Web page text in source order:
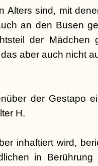
Alters sind, mit
an den Busen
der Mädchen
aber auch nicht
der Gestapo
H.
inhaftiert wird,
in